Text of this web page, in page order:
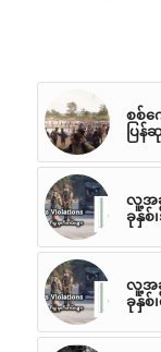
စစ်
ပြန်
လူ့အခွ
ခုနှစ်
လူ့အခွ
ခုနှစ်